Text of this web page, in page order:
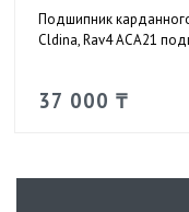
Подшипник
Cldina, Rav4 ACA21
37 000 ₸